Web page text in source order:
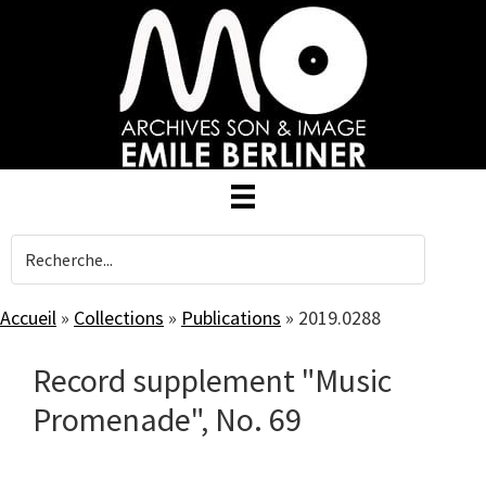
Accueil » Collections » Publications » 2019.0288
Record supplement "Music
Promenade", No. 69